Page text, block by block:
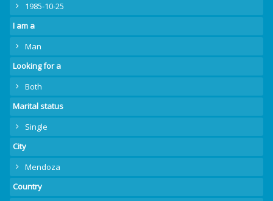
1985-10-25
I am a
Man
Looking for a
Both
Marital status
Single
City
Mendoza
Country